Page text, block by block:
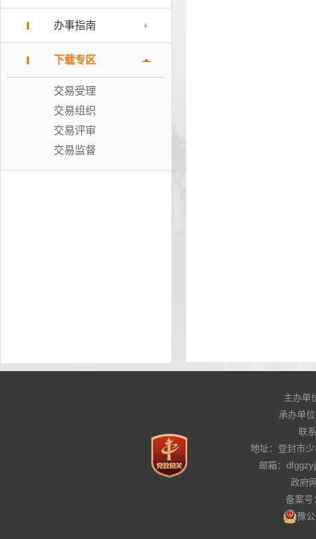
办事指南
下载专区
交易受理
交易组织
交易评审
交易监督
主办单
承办单
联
地址：登封市
邮箱：
政府
备案号
豫